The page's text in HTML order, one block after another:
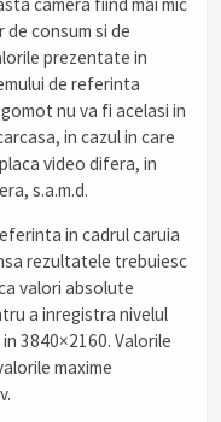
consum si de
prezentate in
de referinta
nu va fi acelasi in
in cazul in care
video difera, in
s.a.m.d.
in cadrul caruia
rezultatele trebuiesc
valori absolute
a inregistra nivelul
3840×2160. Valorile
maxime